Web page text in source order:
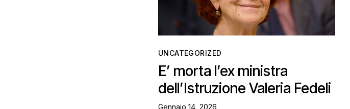
UNCATEGORIZED
E’ morta l’ex ministra
dell’Istruzione Valeria Fedeli
Gennaio 14, 2026